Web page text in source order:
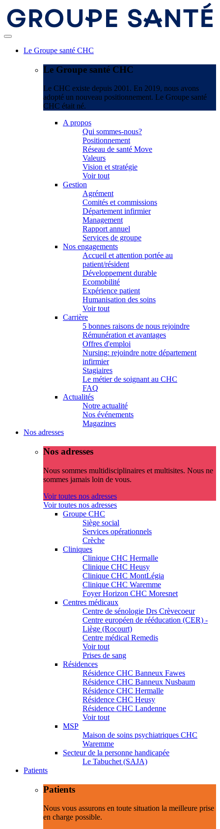
Le Groupe santé CHC
Le Groupe santé CHC
Le CHC existe depuis 2001. En 2019, nous avons
adopté un nouveau positionnement. Le Groupe santé
CHC était né.
A propos
Qui sommes-nous?
Positionnement
Réseau de santé Move
Valeurs
Vision et stratégie
Voir tout
Gestion
Agrément
Comités et commissions
Département infirmier
Management
Rapport annuel
Services de groupe
Nos engagements
Accueil et attention portée au
patient/résident
Développement durable
Ecomobilité
Expérience patient
Humanisation des soins
Voir tout
Carrière
5 bonnes raisons de nous rejoindre
Rémunération et avantages
Offres d'emploi
Nursing: rejoindre notre département
infirmier
Stagiaires
Le métier de soignant au CHC
FAQ
Actualités
Notre actualité
Nos événements
Magazines
Nos adresses
Nos adresses
Nous sommes multidisciplinaires et multisites. Nous ne
sommes jamais loin de vous.
Voir toutes nos adresses
Voir toutes nos adresses
Groupe CHC
Siège social
Services opérationnels
Crèche
Cliniques
Clinique CHC Hermalle
Clinique CHC Heusy
Clinique CHC MontLégia
Clinique CHC Waremme
Foyer Horizon CHC Moresnet
Centres médicaux
Centre de sénologie Drs Crèvecoeur
Centre européen de rééducation (CER) -
Liège (Rocourt)
Centre médical Remedis
Voir tout
Prises de sang
Résidences
Résidence CHC Banneux Fawes
Résidence CHC Banneux Nusbaum
Résidence CHC Hermalle
Résidence CHC Heusy
Résidence CHC Landenne
Voir tout
MSP
Maison de soins psychiatriques CHC
Waremme
Secteur de la personne handicapée
Le Tabuchet (SAJA)
Patients
Patients
Nous vous assurons en toute situation la meilleure prise
en charge possible.